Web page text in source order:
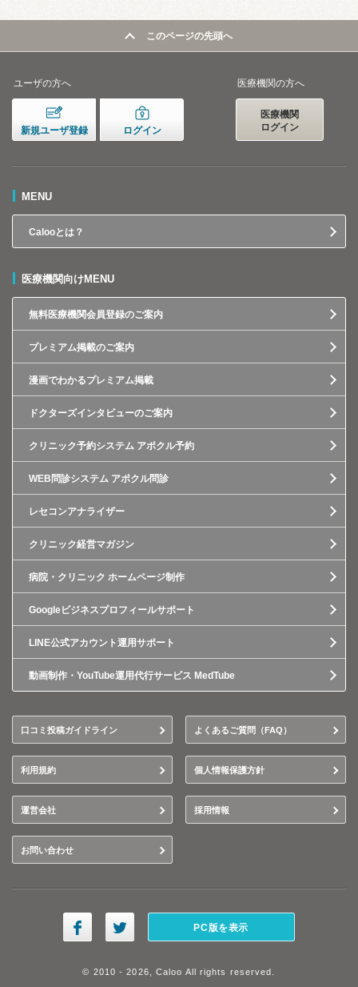
このページの先頭へ
ユーザの方へ
新規ユーザ登録 ログイン
医療機関の方へ
医療機関
ログイン
MENU
Calooとは？
医療機関向けMENU
無料医療機関会員登録のご案内
プレミアム掲載のご案内
漫画でわかるプレミアム掲載
ドクターズインタビューのご案内
クリニック予約システム アポクル予約
WEB問診システム アポクル問診
レセコンアナライザー
クリニック経営マガジン
病院・クリニック ホームページ制作
Googleビジネスプロフィールサポート
LINE公式アカウント運用サポート
動画制作・YouTube運用代行サービス MedTube
口コミ投稿ガイドライン よくあるご質問（FAQ）
利用規約 個人情報保護方針
運営会社 採用情報
お問い合わせ
PC版を表示
© 2010 - 2026, Caloo All rights reserved.